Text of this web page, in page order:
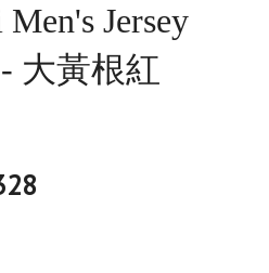
Jersey
大黃根紅